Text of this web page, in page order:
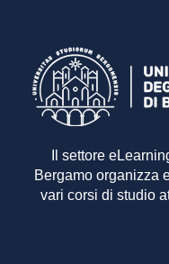
Il settore
Bergamo organizza
vari corsi di studio